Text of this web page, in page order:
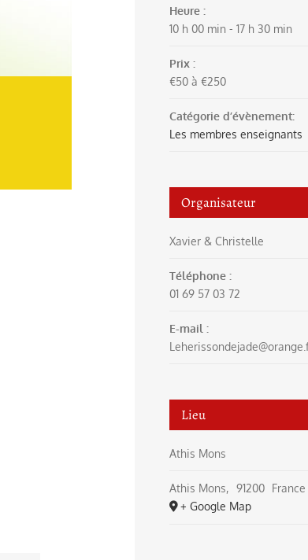
Heure :
10 h 00 min - 17 h 30 min
Prix :
€50 à €250
Catégorie d’évènement:
Les membres enseignants
Organisateur
Xavier & Christelle
Téléphone :
01 69 57 03 72
E-mail :
Lieu
Athis Mons
Athis Mons, 91200
France
+ Google Map